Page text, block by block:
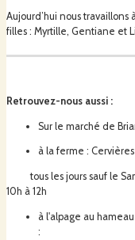
Aujourd’hui nous travaillons
filles : Myrtille, Gentiane et
Nos chèvres et nos vaches,
Cervières et de Gap)
de l’alpage durant
Cerclé et Cendré affinés en
de nos Anciens.
Retrouvez-nous aussi :
Sur le marché de
à la ferme :
tous les jours sauf le
10h à 12h
à l'alpage au
: tous les